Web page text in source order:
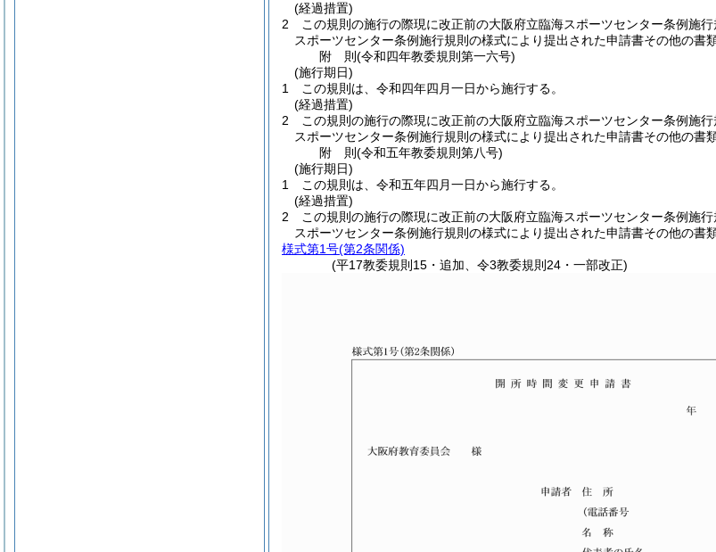
(経過措置)
2
この規則の施行の際現に改正前の大阪府立臨海スポーツセンター条例施
スポーツセンター条例施行規則の様式により提出された申請書その他の書
附 則(令和四年教委規則第一六号)
(施行期日)
1
この規則は、令和四年四月一日から施行する。
(経過措置)
2
この規則の施行の際現に改正前の大阪府立臨海スポーツセンター条例施
スポーツセンター条例施行規則の様式により提出された申請書その他の書
附 則(令和五年教委規則第八号)
(施行期日)
1
この規則は、令和五年四月一日から施行する。
(経過措置)
2
この規則の施行の際現に改正前の大阪府立臨海スポーツセンター条例施
スポーツセンター条例施行規則の様式により提出された申請書その他の書
様式第1号(第2条関係)
(平17教委規則15・追加、令3教委規則24・一部改正)